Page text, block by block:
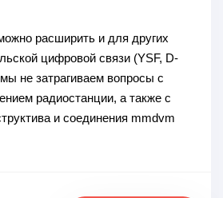
расширить и для других
цифровой связи (YSF, D-
не затрагиваем вопросы с
радиостанции, а также с
и соединения mmdvm